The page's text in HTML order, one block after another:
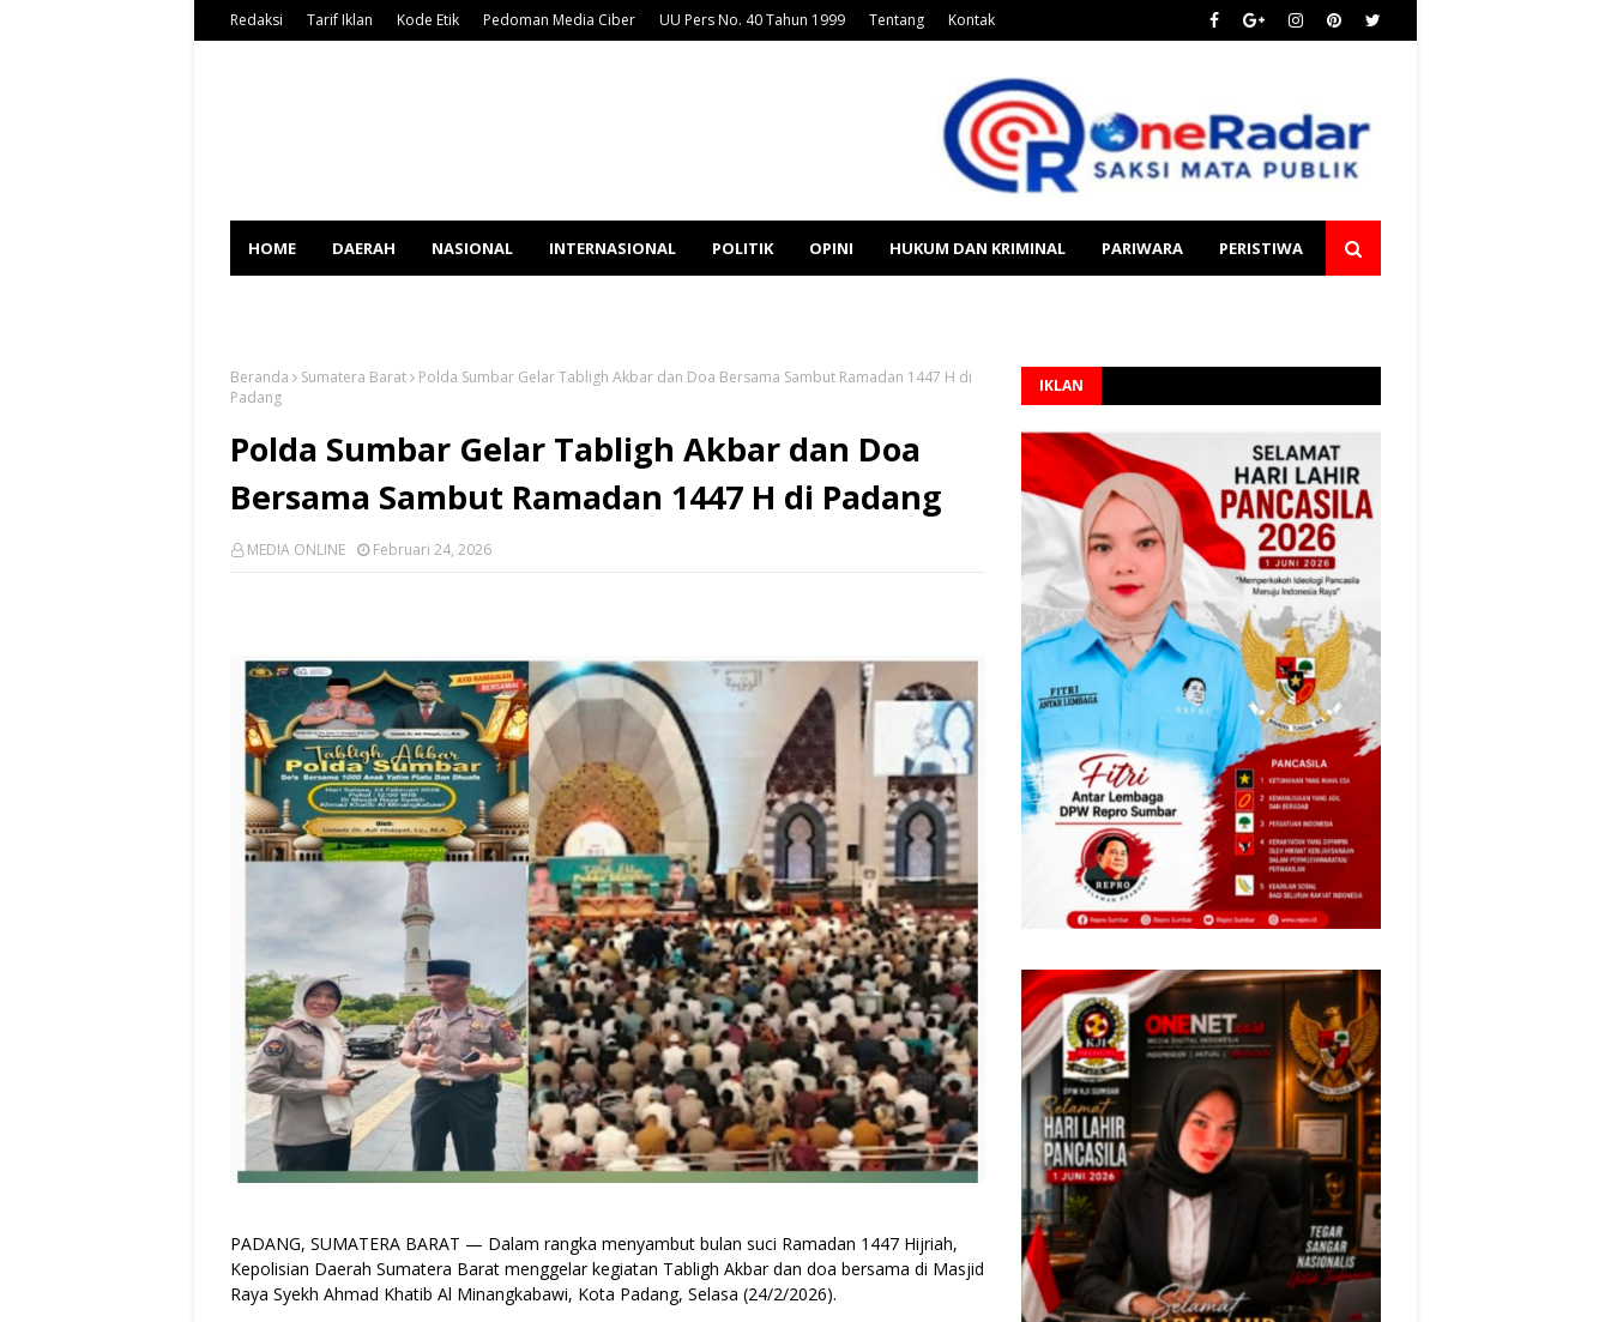
Redaksi Tarif Iklan Kode Etik Pedoman Media Ciber UU Pers No. 40 Tahun 1999 Tentang Kontak
HOME DAERAH NASIONAL INTERNASIONAL POLITIK OPINI HUKUM DAN KRIMINAL PARIWARA PERISTIWA
Beranda Sumatera Barat
Polda Sumbar Gelar Tabligh Akbar dan Doa Bersama Sambut Ramadan 1447 H di
Padang
Polda Sumbar Gelar Tabligh Akbar dan Doa
Bersama Sambut Ramadan 1447 H di Padang
MEDIA ONLINE Februari 24, 2026
PADANG, SUMATERA BARAT — Dalam rangka menyambut bulan suci Ramadan 1447 Hijriah,
Kepolisian Daerah Sumatera Barat menggelar kegiatan Tabligh Akbar dan doa bersama di Masjid
Raya Syekh Ahmad Khatib Al Minangkabawi, Kota Padang, Selasa (24/2/2026).
IKLAN